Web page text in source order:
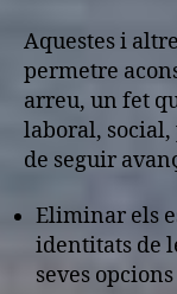
Aquestes i
permetre
arreu, un fet
laboral,
de seguir
Eliminar els
identitats de
seves